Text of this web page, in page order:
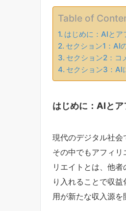
Table of
はじめに：AIとア
セクション1：AI
セクション2：コ
セクション3：AI
はじめに：AIと
現代のデジタル社会
その中でもアフィ
リエイトとは、他
り入れることで収
用が新たな収入源を